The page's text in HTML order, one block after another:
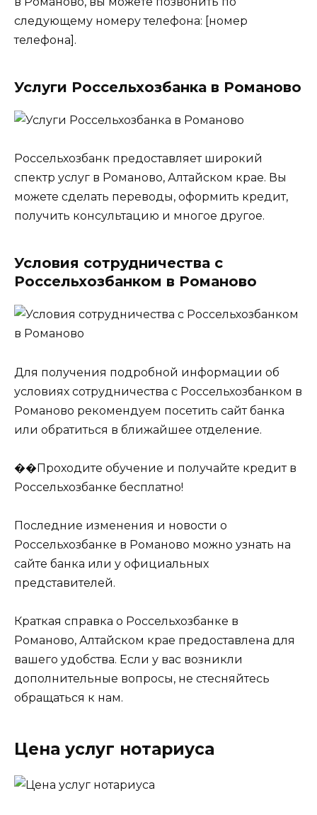
следующему номеру телефона: [номер
телефона].
Услуги Россельхозбанка в Романово
Россельхозбанк предоставляет широкий
спектр услуг в Романово, Алтайском крае. Вы
можете сделать переводы, оформить кредит,
получить консультацию и многое другое.
Условия сотрудничества с
Россельхозбанком в Романово
Для получения подробной информации об
условиях сотрудничества с Россельхозбанком в
Романово рекомендуем посетить сайт банка
или обратиться в ближайшее отделение.
��Проходите обучение и получайте кредит в
Россельхозбанке бесплатно!
Последние изменения и новости о
Россельхозбанке в Романово можно узнать на
сайте банка или у официальных
представителей.
Краткая справка о Россельхозбанке в
Романово, Алтайском крае предоставлена для
вашего удобства. Если у вас возникли
дополнительные вопросы, не стесняйтесь
обращаться к нам.
Цена услуг нотариуса